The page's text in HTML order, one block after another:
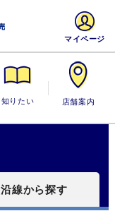
知りたい 店舗案内
マイページ
沿線から探す